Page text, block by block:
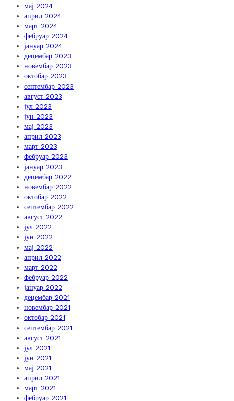
мај 2024
април 2024
март 2024
фебруар 2024
јануар 2024
децембар 2023
новембар 2023
октобар 2023
септембар 2023
август 2023
јул 2023
јун 2023
мај 2023
април 2023
март 2023
фебруар 2023
јануар 2023
децембар 2022
новембар 2022
октобар 2022
септембар 2022
август 2022
јул 2022
јун 2022
мај 2022
април 2022
март 2022
фебруар 2022
јануар 2022
децембар 2021
новембар 2021
октобар 2021
септембар 2021
август 2021
јул 2021
јун 2021
мај 2021
април 2021
март 2021
фебруар 2021